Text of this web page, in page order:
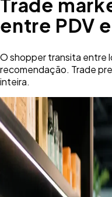
entre PDV
O shopper transita entre
recomendação. Trade
inteira.